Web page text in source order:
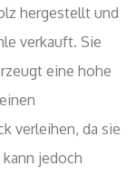
hergestellt und
verkauft. Sie
eine hohe
verleihen, da sie
jedoch